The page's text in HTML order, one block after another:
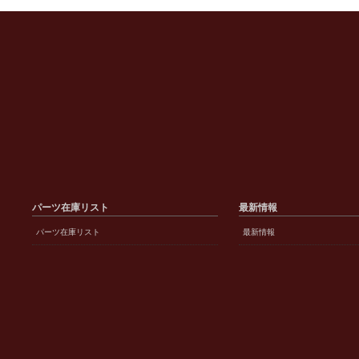
パーツ在庫リスト
パーツ在庫リスト
最新情報
最新情報